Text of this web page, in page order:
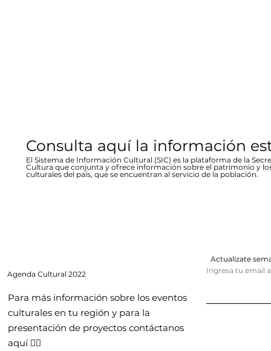
Consulta aquí la información
El Sistema de Información Cultural (SIC) es la plataforma de la
Cultura que conjunta y ofrece información sobre el patrimonio y
culturales del país, que se encuentran al servicio de la población.
Agenda Cultural 2022
Para más información sobre los eventos
culturales en tu región y para la
presentación de proyectos contáctanos
aquí 👇🏻
Actualízate
Ingresa tu email